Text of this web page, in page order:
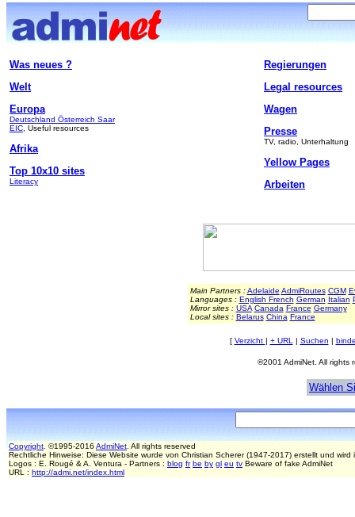
Was neues ?
Welt
Europa
Deutschland Österreich Saar
EIC , Useful resources
Afrika
Top 10x10 sites
Literacy
Regierungen
Legal resources
Wagen
Presse
TV, radio, Unterhaltung
Yellow Pages
Arbeiten
Main Partners : Adelaide AdmiRoutes CGM
Languages : English French German Italian
Mirror sites : USA Canada France Germany
Local sites : Belarus China France
[ Verzicht | + URL | Suchen |
®2001 AdmiNet. All rights
Wählen
Copyright . ©1995-2016 AdmiNet . All rights reserved
Rechtliche Hinweise: Diese Website wurde von Christian Scherer (1947-2017) erstellt und
Logos : E. Rougé & A. Ventura - Partners : blog fr be by gl eu tv Beware of fake AdmiNet
URL : http://admi.net/index.html